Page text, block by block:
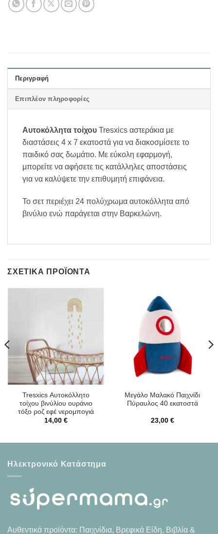
Περιγραφή
Επιπλέον πληροφορίες
Αυτοκόλλητα τοίχου Tresxics αστεράκια με
διαστάσεις 4 x 7 εκατοστά για να διακοσμίσετε το
παιδικό σας δωμάτιο. Με εύκολη εφαρμογή,
μπορείτε να αφήσετε τις κατάλληλες αποστάσεις
για να καλύψετε την επιθυμητή επιφάνεια.
Το σετ περιέχει 24 πολύχρωμα αυτοκόλλητα από
βινύλιο ενώ παράγεται στην Βαρκελώνη.
ΣΧΕΤΙΚΆ ΠΡΟΪΌΝΤΑ
Tresxics Αυτοκόλλητο
τοίχου βινύλίου ουράνιο
τόξο ροζ εφέ νερομπογιά
14,00 €
Μεγάλο Μαλακό Παιχνίδι
Πύραυλος 40 εκατοστά
23,00 €
Ηλεκτρονικό Κατάστημα
Αυθεντικά προϊόντα: Παιχνίδια, Βρεφικά Είδη, Βιβλία &